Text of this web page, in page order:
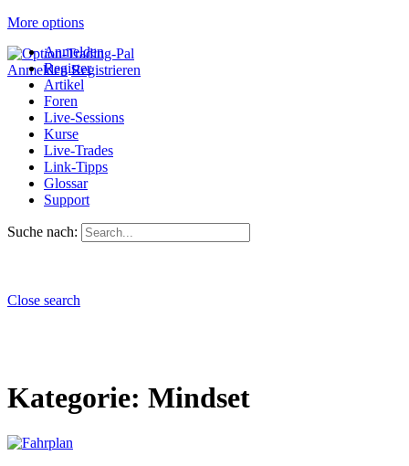
More options
Anmelden Registrieren
Anmelden
Register
Artikel
Foren
Live-Sessions
Kurse
Live-Trades
Link-Tipps
Glossar
Support
Suche nach:
Close search
Kategorie: Mindset